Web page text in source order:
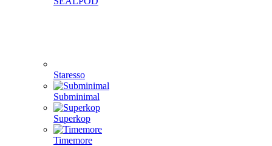
Staresso
Subminimal
Superkop
Timemore